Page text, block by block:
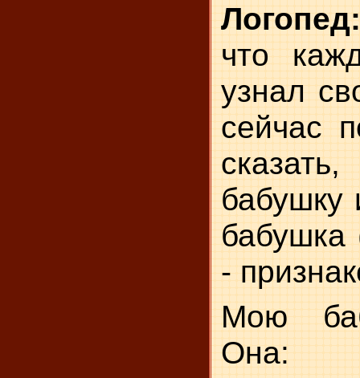
что
узнал
сейчас
бабушку
бабушка
-
Мою
Она: